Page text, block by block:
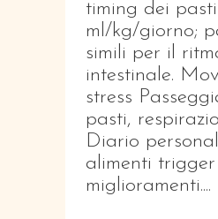
timing dei
ml/kg/giorno;
simili per il
intestinale.
stress
pasti,
Diario
alimenti trigger
miglioramenti....